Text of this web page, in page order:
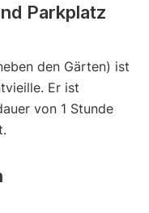
Parkplatz
den Gärten) ist
Er ist
von 1 Stunde